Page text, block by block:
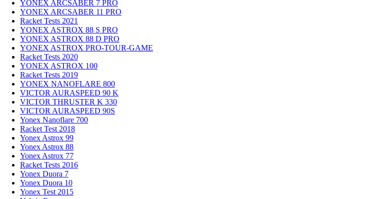
YONEX ARCSABER 7 PRO
YONEX ARCSABER 11 PRO
Racket Tests 2021
YONEX ASTROX 88 S PRO
YONEX ASTROX 88 D PRO
YONEX ASTROX PRO-TOUR-GAME
Racket Tests 2020
YONEX ASTROX 100
Racket Tests 2019
YONEX NANOFLARE 800
VICTOR AURASPEED 90 K
VICTOR THRUSTER K 330
VICTOR AURASPEED 90S
Yonex Nanoflare 700
Racket Test 2018
Yonex Astrox 99
Yonex Astrox 88
Yonex Astrox 77
Racket Tests 2016
Yonex Duora 7
Yonex Duora 10
Yonex Test 2015